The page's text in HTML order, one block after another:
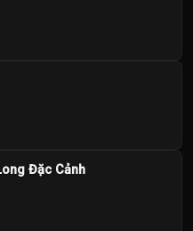
Đặc Cảnh